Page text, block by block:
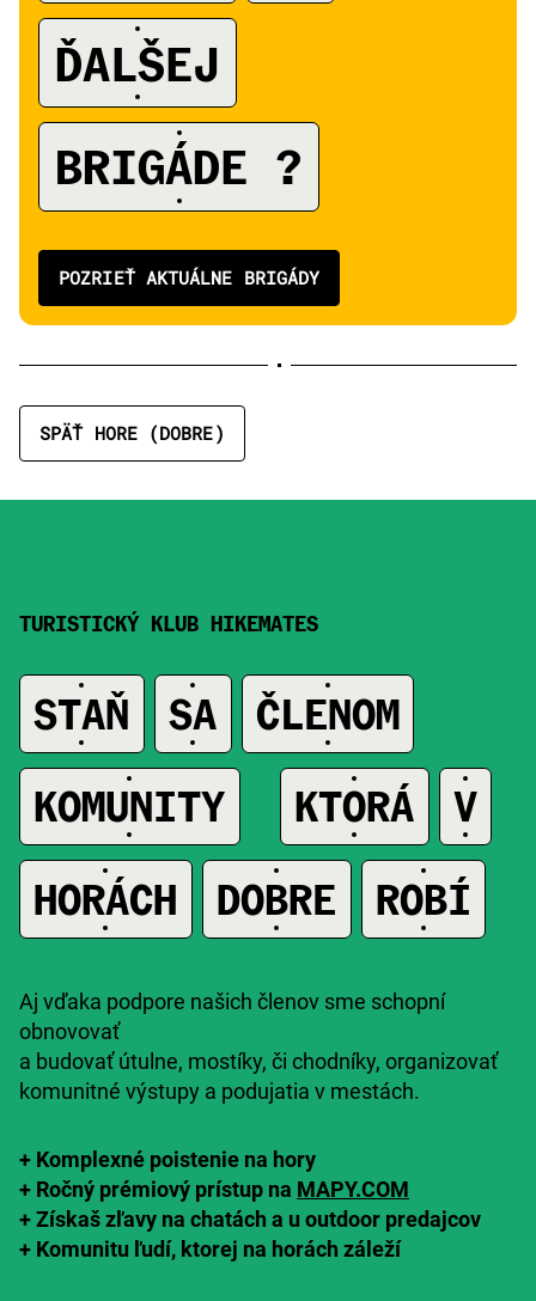
ĎALŠEJ
BRIGÁDE ?
POZRIEŤ AKTUÁLNE BRIGÁDY
SPÄŤ HORE (DOBRE)
TURISTICKÝ KLUB HIKEMATES
STAŇ SA
ČLENOM
KOMUNITY
KTORÁ
V
HORÁCH
DOBRE ROBÍ
Aj vďaka podpore našich členov sme schopní
obnovovať
a budovať útulne, mostíky, či chodníky, organizovať
komunitné výstupy a podujatia v mestách.
+ Komplexné poistenie na hory
+ Ročný prémiový prístup na MAPY.COM
+Získaš zľavy na chatách a u outdoor predajcov
+ Komunitu ľudí, ktorej na horách záleží